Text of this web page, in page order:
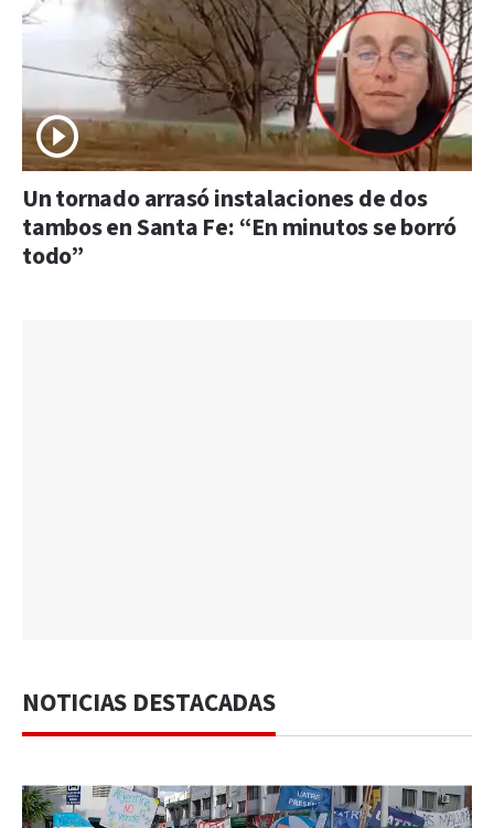
Un tornado arrasó instalaciones de dos
tambos en Santa Fe: “En minutos se borró
todo”
NOTICIAS DESTACADAS